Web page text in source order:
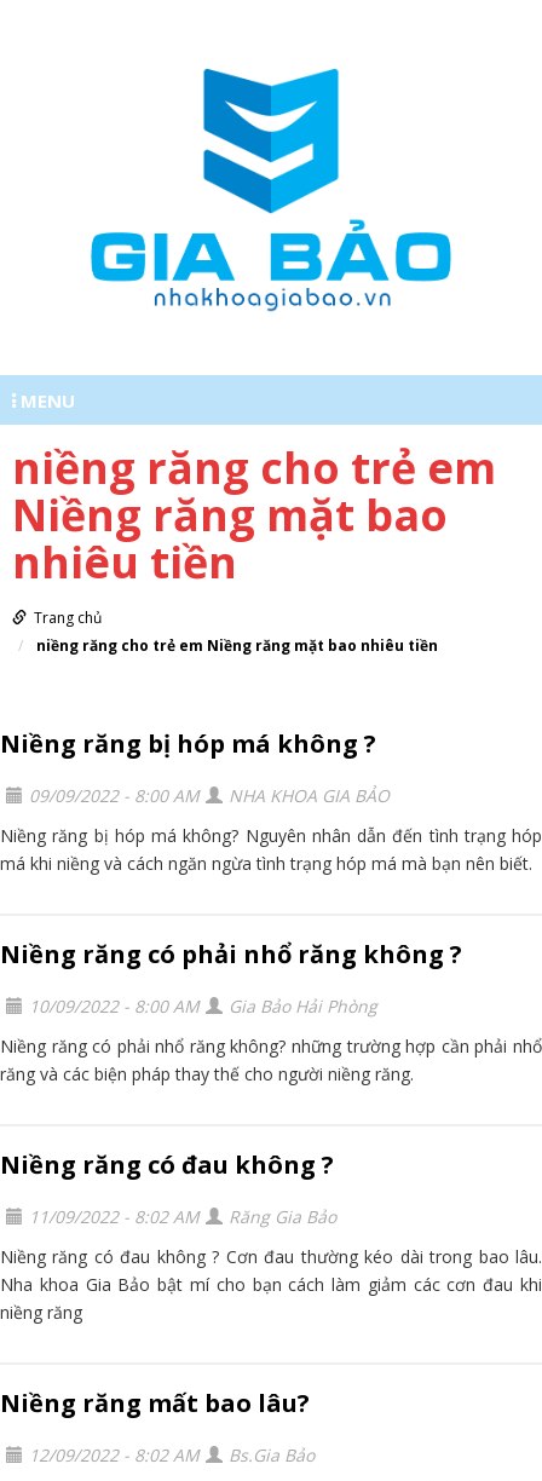
MENU
0977620555
niềng răng cho trẻ em
Niềng răng mặt bao
nhiêu tiền
Trang chủ
niềng răng cho trẻ em Niềng răng mặt bao nhiêu tiền
Niềng răng bị hóp má không ?
09/09/2022 - 8:00 AM
NHA KHOA GIA BẢO
Niềng răng bị hóp má không? Nguyên nhân dẫn đến tình trạng hóp
má khi niềng và cách ngăn ngừa tình trạng hóp má mà bạn nên biết.
Niềng răng có phải nhổ răng không ?
10/09/2022 - 8:00 AM
Gia Bảo Hải Phòng
Niềng răng có phải nhổ răng không? những trường hợp cần phải nhổ
răng và các biện pháp thay thế cho người niềng răng.
Niềng răng có đau không ?
11/09/2022 - 8:02 AM
Răng Gia Bảo
Niềng răng có đau không ? Cơn đau thường kéo dài trong bao lâu.
Nha khoa Gia Bảo bật mí cho bạn cách làm giảm các cơn đau khi
niềng răng
Niềng răng mất bao lâu?
12/09/2022 - 8:02 AM
Bs.Gia Bảo